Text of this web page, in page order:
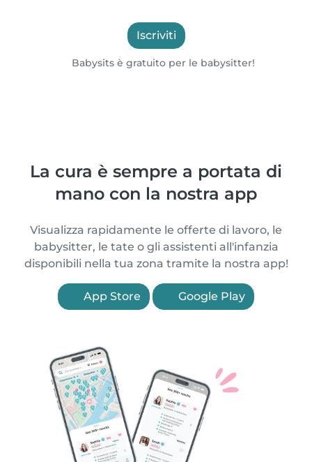
Iscriviti
Babysits è gratuito per le babysitter!
La cura è sempre a portata di
mano con la nostra app
Visualizza rapidamente le offerte di lavoro, le
babysitter, le tate o gli assistenti all'infanzia
disponibili nella tua zona tramite la nostra app!
App Store Google Play